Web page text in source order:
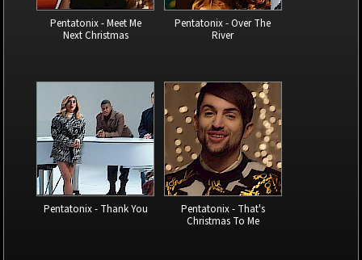
Pentatonix - Meet Me
Next Christmas
Pentatonix - Over The
River
Pentatonix - Thank You
Pentatonix - That's
Christmas To Me